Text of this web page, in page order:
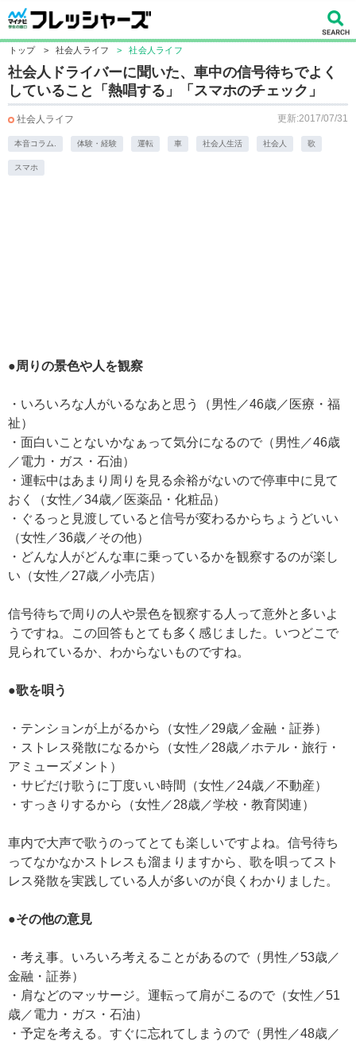
トップ > 社会人ライフ > 社会人ライフ
社会人ドライバーに聞いた、車中の信号待ちでよく
していること「熱唱する」「スマホのチェック」
社会人ライフ 更新:2017/07/31
本音コラム. 体験・経験 運転 車 社会人生活 社会人 歌
スマホ
●周りの景色や人を観察
・いろいろな人がいるなあと思う（男性／46歳／医療・福
祉）
・面白いことないかなぁって気分になるので（男性／46歳
／電力・ガス・石油）
・運転中はあまり周りを見る余裕がないので停車中に見て
おく（女性／34歳／医薬品・化粧品）
・ぐるっと見渡していると信号が変わるからちょうどいい
（女性／36歳／その他）
・どんな人がどんな車に乗っているかを観察するのが楽し
い（女性／27歳／小売店）
信号待ちで周りの人や景色を観察する人って意外と多いよ
うですね。この回答もとても多く感じました。いつどこで
見られているか、わからないものですね。
●歌を唄う
・テンションが上がるから（女性／29歳／金融・証券）
・ストレス発散になるから（女性／28歳／ホテル・旅行・
アミューズメント）
・サビだけ歌うに丁度いい時間（女性／24歳／不動産）
・すっきりするから（女性／28歳／学校・教育関連）
車内で大声で歌うのってとても楽しいですよね。信号待ち
ってなかなかストレスも溜まりますから、歌を唄ってスト
レス発散を実践している人が多いのが良くわかりました。
●その他の意見
・考え事。いろいろ考えることがあるので（男性／53歳／
金融・証券）
・肩などのマッサージ。運転って肩がこるので（女性／51
歳／電力・ガス・石油）
・予定を考える。すぐに忘れてしまうので（男性／48歳／